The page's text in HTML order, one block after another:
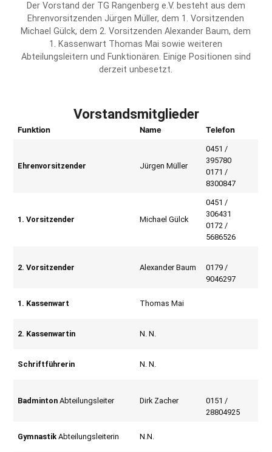
Der Vorstand der TG Rangenberg e.V. besteht aus dem
Ehrenvorsitzenden Jürgen Müller, dem 1. Vorsitzenden
Michael Gülck, dem 2. Vorsitzenden Alexander Baum, dem
1. Kassenwart Thomas Mai sowie weiteren
Abteilungsleitern und Funktionären. Einige Positionen sind
derzeit unbesetzt.
Vorstandsmitglieder
Funktion Name Telefon
Ehrenvorsitzender Jürgen Müller
0451 /
395780
0171 /
8300847
1. Vorsitzender Michael Gülck
0451 /
306431
0172 /
5686526
2. Vorsitzender Alexander Baum
0179 /
9046297
1. Kassenwart Thomas Mai
2. Kassenwartin N. N.
Schriftführerin N. N.
BadmintonAbteilungsleiter Dirk Zacher
0151 /
28804925
GymnastikAbteilungsleiterin N.N.